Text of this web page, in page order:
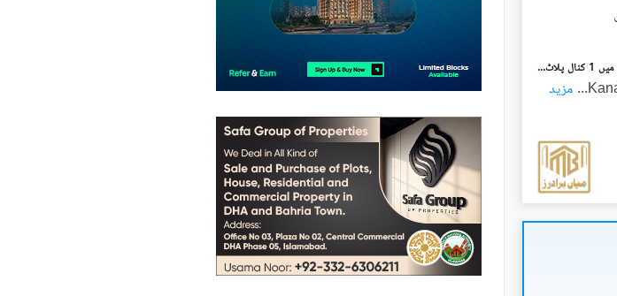
ڈی ایچ اے ڈیفنس فیز 9 ڈی ایچ اے ڈیفینس,اسلام آباد میں 1 کنال پلاٹ فائل 60.0 لاکھ میں برائے فروخت۔
... مزید